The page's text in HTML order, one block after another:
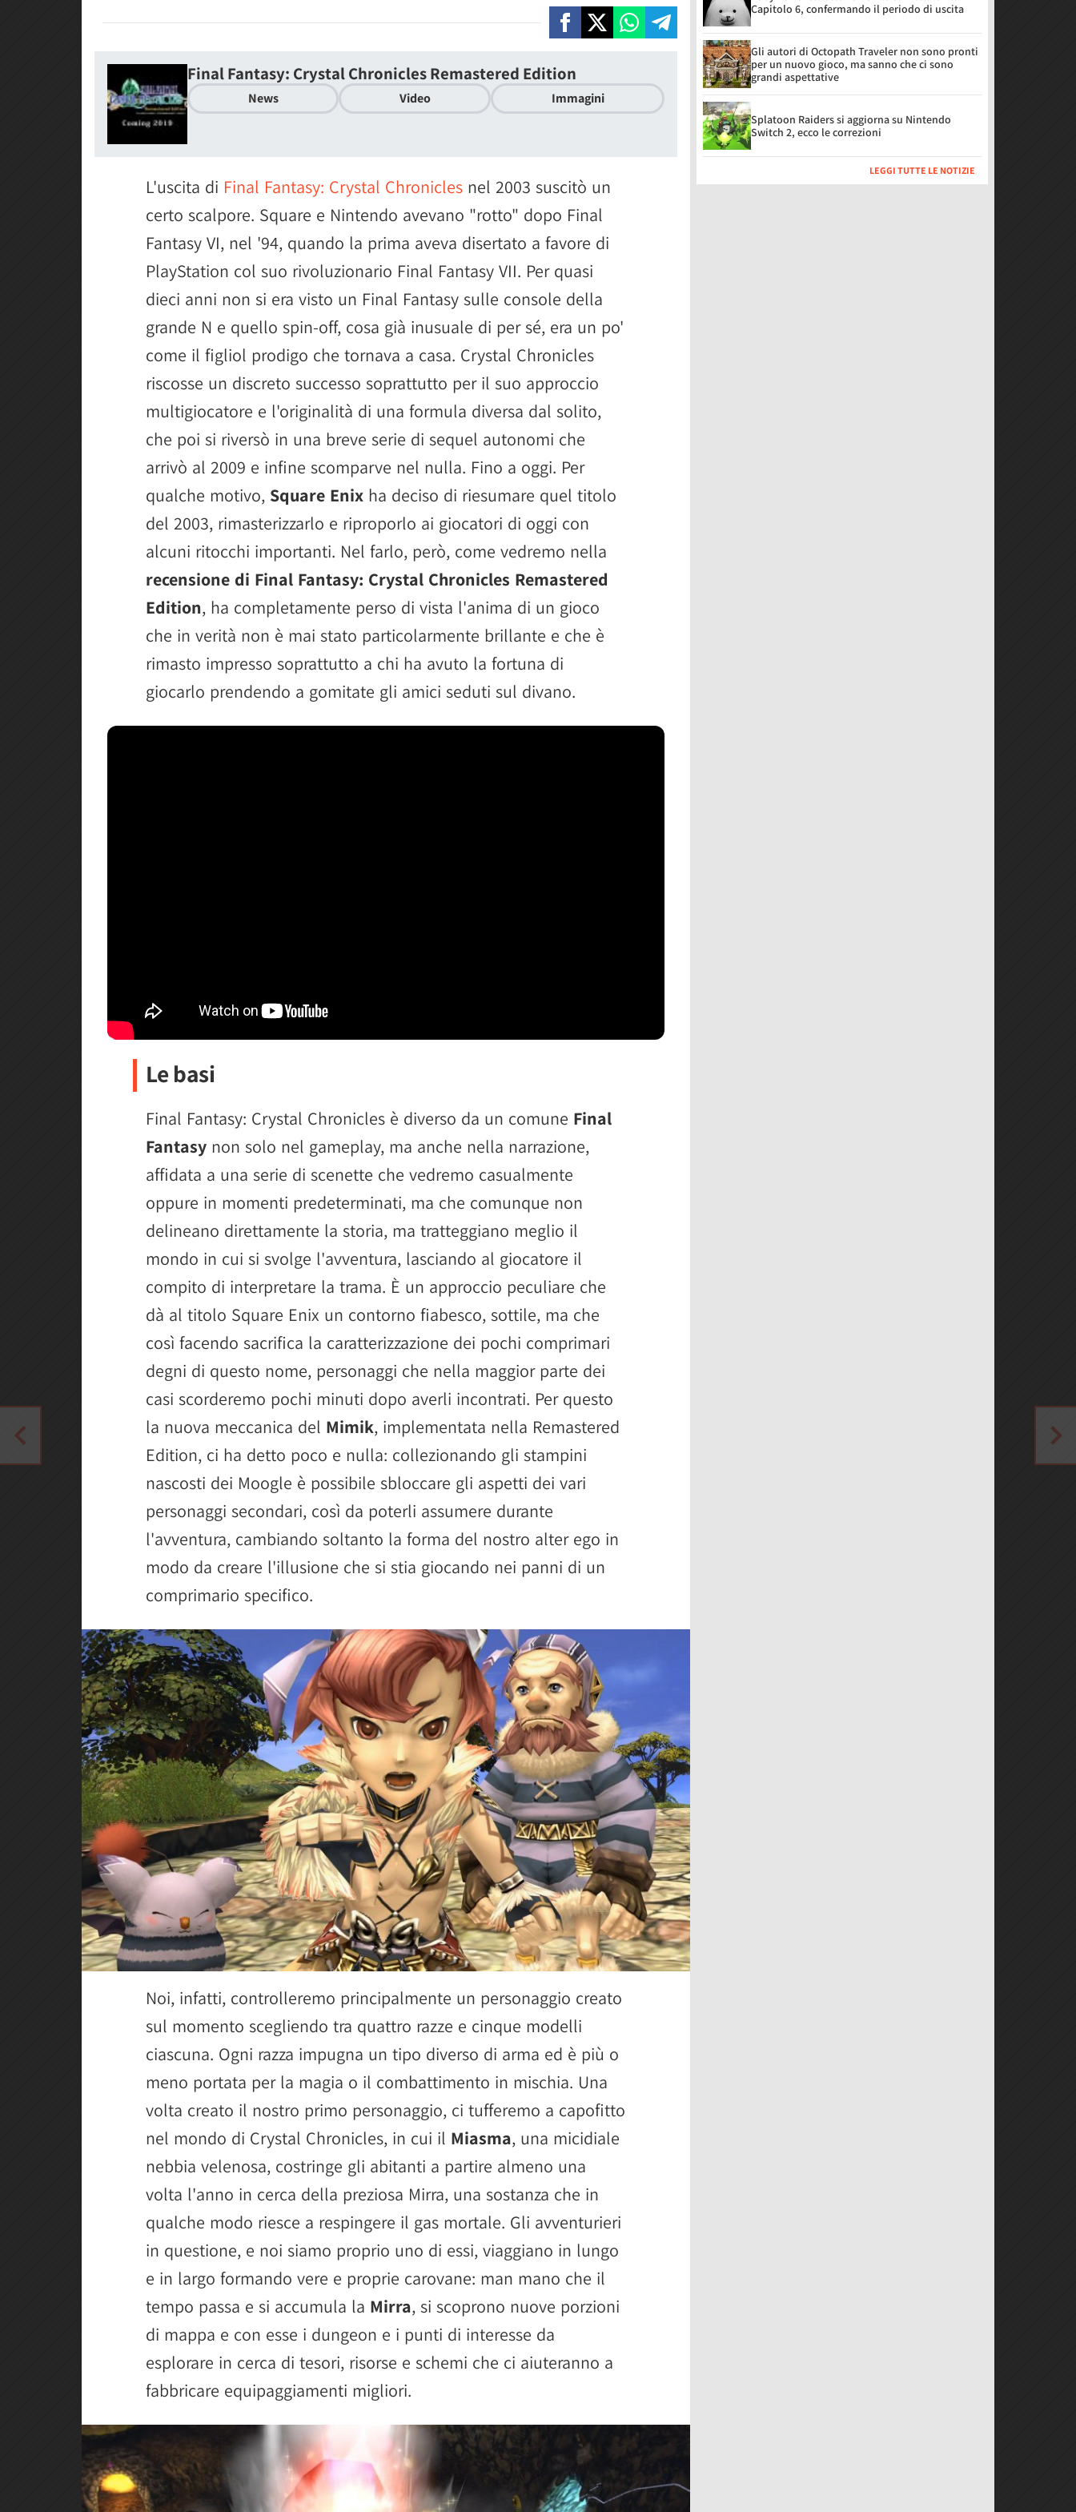
Final Fantasy: Crystal Chronicles Remastered Edition
News Video Immagini
L'uscita di Final Fantasy: Crystal Chronicles nel 2003 suscitò un
certo scalpore. Square e Nintendo avevano "rotto" dopo Final
Fantasy VI, nel '94, quando la prima aveva disertato a favore di
PlayStation col suo rivoluzionario Final Fantasy VII. Per quasi
dieci anni non si era visto un Final Fantasy sulle console della
grande N e quello spin-off, cosa già inusuale di per sé, era un po'
come il figliol prodigo che tornava a casa. Crystal Chronicles
riscosse un discreto successo soprattutto per il suo approccio
multigiocatore e l'originalità di una formula diversa dal solito,
che poi si riversò in una breve serie di sequel autonomi che
arrivò al 2009 e infine scomparve nel nulla. Fino a oggi. Per
qualche motivo, Square Enix ha deciso di riesumare quel titolo
del 2003, rimasterizzarlo e riproporlo ai giocatori di oggi con
alcuni ritocchi importanti. Nel farlo, però, come vedremo nella
recensione di Final Fantasy: Crystal Chronicles Remastered
Edition, ha completamente perso di vista l'anima di un gioco
che in verità non è mai stato particolarmente brillante e che è
rimasto impresso soprattutto a chi ha avuto la fortuna di
giocarlo prendendo a gomitate gli amici seduti sul divano.
Le basi
Final Fantasy: Crystal Chronicles è diverso da un comune Final
Fantasy non solo nel gameplay, ma anche nella narrazione,
affidata a una serie di scenette che vedremo casualmente
oppure in momenti predeterminati, ma che comunque non
delineano direttamente la storia, ma tratteggiano meglio il
mondo in cui si svolge l'avventura, lasciando al giocatore il
compito di interpretare la trama. È un approccio peculiare che
dà al titolo Square Enix un contorno fiabesco, sottile, ma che
così facendo sacrifica la caratterizzazione dei pochi comprimari
degni di questo nome, personaggi che nella maggior parte dei
casi scorderemo pochi minuti dopo averli incontrati. Per questo
la nuova meccanica del Mimik, implementata nella Remastered
Edition, ci ha detto poco e nulla: collezionando gli stampini
nascosti dei Moogle è possibile sbloccare gli aspetti dei vari
personaggi secondari, così da poterli assumere durante
l'avventura, cambiando soltanto la forma del nostro alter ego in
modo da creare l'illusione che si stia giocando nei panni di un
comprimario specifico.
Noi, infatti, controlleremo principalmente un personaggio creato
sul momento scegliendo tra quattro razze e cinque modelli
ciascuna. Ogni razza impugna un tipo diverso di arma ed è più o
meno portata per la magia o il combattimento in mischia. Una
volta creato il nostro primo personaggio, ci tufferemo a capofitto
nel mondo di Crystal Chronicles, in cui il Miasma, una micidiale
nebbia velenosa, costringe gli abitanti a partire almeno una
volta l'anno in cerca della preziosa Mirra, una sostanza che in
qualche modo riesce a respingere il gas mortale. Gli avventurieri
in questione, e noi siamo proprio uno di essi, viaggiano in lungo
e in largo formando vere e proprie carovane: man mano che il
tempo passa e si accumula la Mirra, si scoprono nuove porzioni
di mappa e con esse i dungeon e i punti di interesse da
esplorare in cerca di tesori, risorse e schemi che ci aiuteranno a
fabbricare equipaggiamenti migliori.
Capitolo 6, confermando il periodo di uscita
Gli autori di Octopath Traveler non sono pronti
per un nuovo gioco, ma sanno che ci sono
grandi aspettative
Splatoon Raiders si aggiorna su Nintendo
Switch 2, ecco le correzioni
LEGGI TUTTE LE NOTIZIE